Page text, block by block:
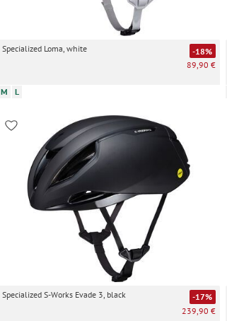
Specialized Loma, white
-18%
89,90 €
M L
Specialized S-Works Evade 3, black
-17%
239,90 €